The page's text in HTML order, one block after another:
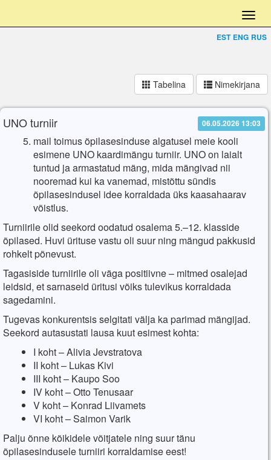
EST ENG RUS
Tabelina Nimekirjana
UNO turniir 06.05.2026 13:03
mail toimus õpilasesinduse algatusel meie kooli
esimene UNO kaardimängu turniir. UNO on laialt
tuntud ja armastatud mäng, mida mängivad nii
nooremad kui ka vanemad, mistõttu sündis
õpilasesindusel idee korraldada üks kaasahaarav
võistlus.
Turniirile olid seekord oodatud osalema 5.–12. klasside
õpilased. Huvi ürituse vastu oli suur ning mängud pakkusid
rohkelt põnevust.
Tagasiside turniirile oli väga positiivne – mitmed osalejad
leidsid, et sarnaseid üritusi võiks tulevikus korraldada
sagedamini.
Tugevas konkurentsis selgitati välja ka parimad mängijad.
Seekord autasustati lausa kuut esimest kohta:
I koht – Alivia Jevstratova
II koht – Lukas Kivi
III koht – Kaupo Soo
IV koht – Otto Tenusaar
V koht – Konrad Liivamets
VI koht – Saimon Varik
Palju õnne kõikidele võitjatele ning suur tänu
õpilasesindusele turniiri korraldamise eest!